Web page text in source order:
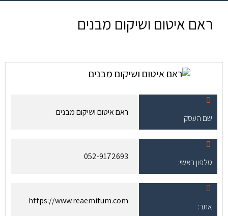
ראם איטום ושיקום מבנים
שם העסק:
ראם איטום ושיקום מבנים
טלפון ראשי:
052-9172693
אתר:
https://www.reaemitum.com